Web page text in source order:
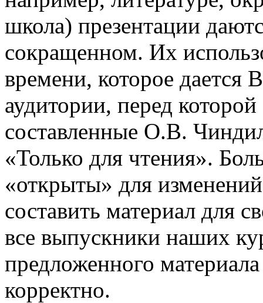
школа) презентации
сокращенном. Их
времени, которое дается
аудитории, перед
составленные О.В.
«Только для чтения».
«открыты» для
составить материал для
все выпускники наших
предложенного
корректно.